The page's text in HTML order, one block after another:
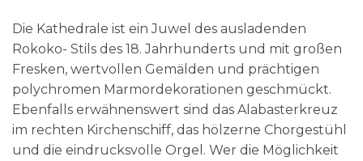
Die Kathedrale ist ein Juwel des ausladenden
Rokoko- Stils des 18. Jahrhunderts und mit großen
Fresken, wertvollen Gemälden und prächtigen
polychromen Marmordekorationen geschmückt.
Ebenfalls erwähnenswert sind das Alabasterkreuz
im rechten Kirchenschiff, das hölzerne Chorgestühl
und die eindrucksvolle Orgel. Wer die Möglichkeit